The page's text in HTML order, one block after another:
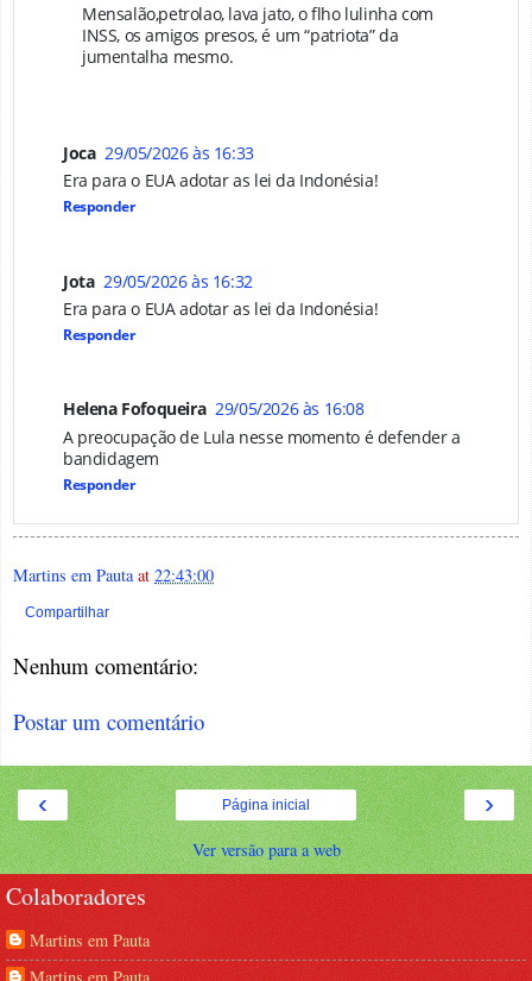
Mensalão,petrolao, lava jato, o flho lulinha com
INSS, os amigos presos, é um “patriota” da
jumentalha mesmo.
Joca 29/05/2026 às 16:33
Era para o EUA adotar as lei da Indonésia!
Responder
Jota 29/05/2026 às 16:32
Era para o EUA adotar as lei da Indonésia!
Responder
Helena Fofoqueira 29/05/2026 às 16:08
A preocupação de Lula nesse momento é defender a
bandidagem
Responder
Martins em Pauta at 22:43:00
Compartilhar
Nenhum comentário:
Postar um comentário
‹ ›
Página inicial
Ver versão para a web
Colaboradores
Martins em Pauta